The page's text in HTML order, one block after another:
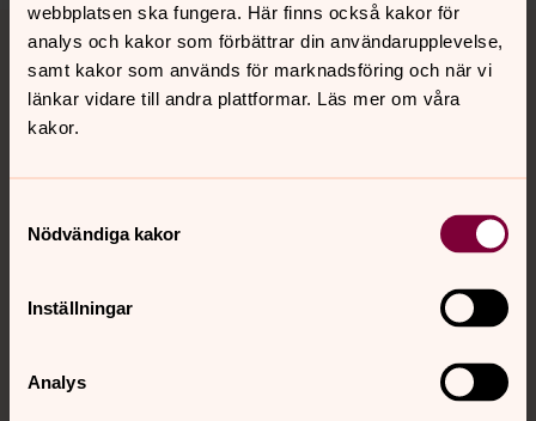
webbplatsen ska fungera. Här finns också kakor för
analys och kakor som förbättrar din användarupplevelse,
samt kakor som används för marknadsföring och när vi
länkar vidare till andra plattformar. Läs mer om våra
kakor.
Nödvändiga kakor
Inställningar
Analys
Tillbaka till toppen
Tillbaka till innehållet
Kontakt
Kalender
Hitta snabbt